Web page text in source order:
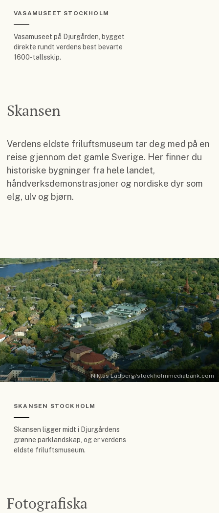
VASAMUSEET STOCKHOLM
Vasamuseet på Djurgården, bygget
direkte rundt verdens best bevarte
1600-tallsskip.
Skansen
Verdens eldste friluftsmuseum tar deg med på en
reise gjennom det gamle Sverige. Her finner du
historiske bygninger fra hele landet,
håndverksdemonstrasjoner og nordiske dyr som
elg, ulv og bjørn.
Niklas Ladberg/stockholmmediabank.com
SKANSEN STOCKHOLM
Skansen ligger midt i Djurgårdens
grønne parklandskap, og er verdens
eldste friluftsmuseum.
Fotografiska